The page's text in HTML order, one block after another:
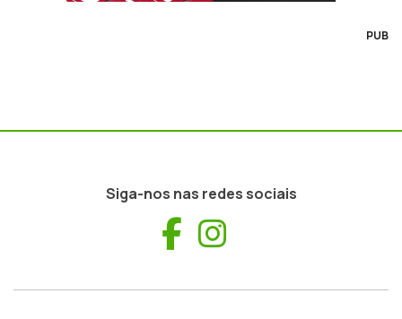
PUB
Siga-nos nas redes sociais
Facebook